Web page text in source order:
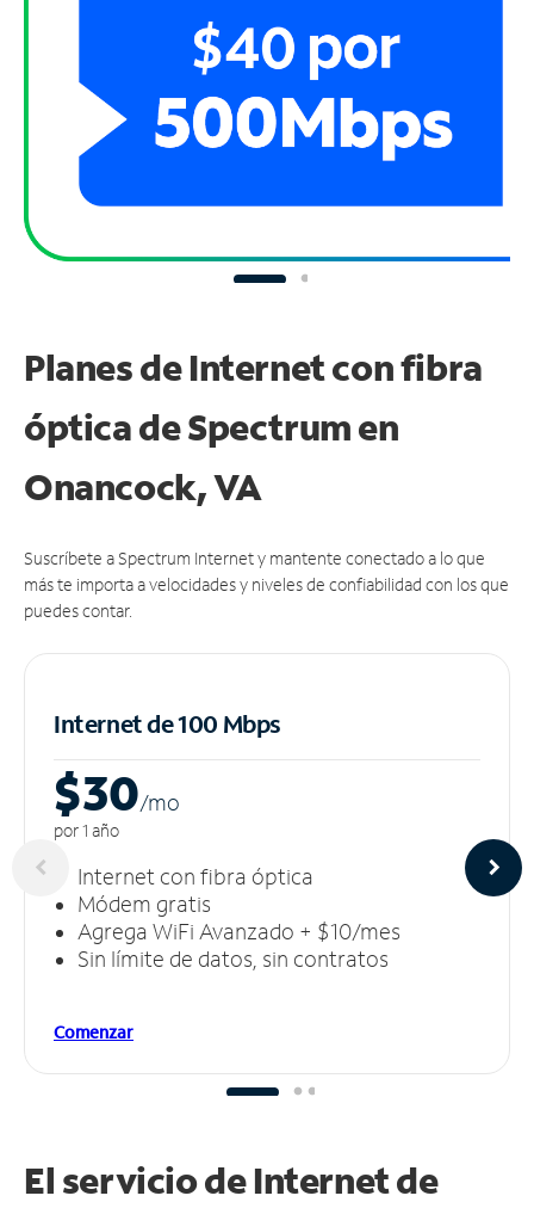
Planes de Internet con fibra
óptica de Spectrum en
Onancock, VA
Suscríbete a Spectrum Internet y mantente conectado a lo que
más te importa a velocidades y niveles de confiabilidad con los que
puedes contar.
Internet de 100 Mbps
$30/mo
por 1 año
Internet con fibra óptica
Módem gratis
Agrega WiFi Avanzado + $10/mes
Sin límite de datos, sin contratos
Comenzar
El servicio de Internet de